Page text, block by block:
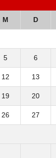
M D
5 6
12 13
19 20
26 27